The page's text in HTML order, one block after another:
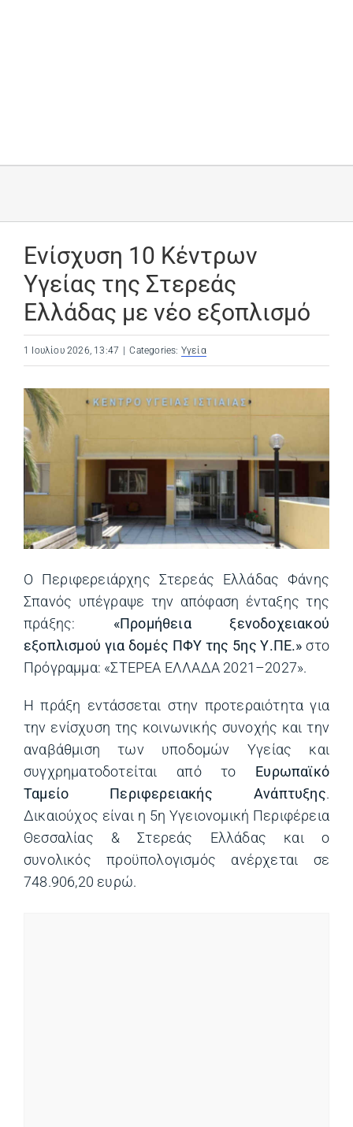
Ενίσχυση 10 Κέντρων
Υγείας της Στερεάς
Ελλάδας με νέο εξοπλισμό
1 Ιουλίου 2026, 13:47 Categories: Υγεία
Ο Περιφερειάρχης Στερεάς Ελλάδας Φάνης
Σπανός υπέγραψε την απόφαση ένταξης της
πράξης: «Προμήθεια ξενοδοχειακού
εξοπλισμού για δομές ΠΦΥ της 5ης Υ.ΠΕ.» στο
Πρόγραμμα: «ΣΤΕΡΕΑ ΕΛΛΑΔΑ 2021–2027».
Η πράξη εντάσσεται στην προτεραιότητα για
την ενίσχυση της κοινωνικής συνοχής και την
αναβάθμιση των υποδομών Υγείας και
συγχρηματοδοτείται από το Ευρωπαϊκό
Ταμείο Περιφερειακής Ανάπτυξης.
Δικαιούχος είναι η 5η Υγειονομική Περιφέρεια
Θεσσαλίας & Στερεάς Ελλάδας και ο
συνολικός προϋπολογισμός ανέρχεται σε
748.906,20 ευρώ.